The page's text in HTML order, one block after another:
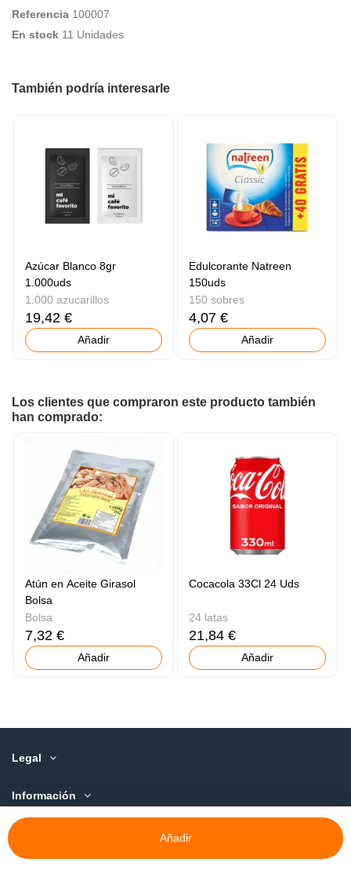
Añadir
Referencia 100007
En stock 11 Unidades
También podría interesarle
Azúcar Blanco 8gr
1.000uds
1.000 azucarillos
19,42 €
Añadir
Edulcorante Natreen
150uds
150 sobres
4,07 €
Añadir
Los clientes que compraron este producto también
han comprado:
Atún en Aceite Girasol
Bolsa
Bolsa
7,32 €
Añadir
Cocacola 33Cl 24 Uds
24 latas
21,84 €
Añadir
Legal
Información